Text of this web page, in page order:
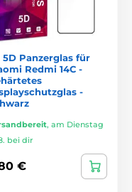
5D Panzerglas für
Redmi 14C -
-
, am Dienstag
8. bei dir
€